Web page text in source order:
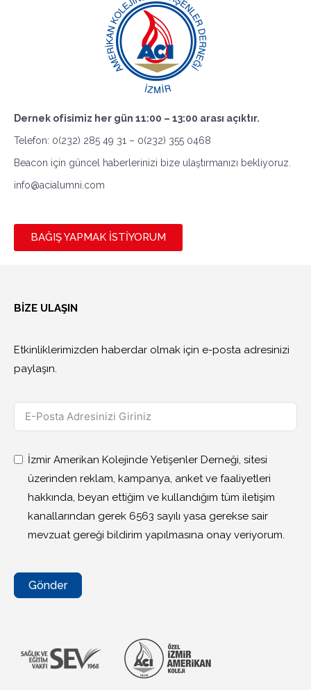
Dernek ofisimiz her gün 11:00 – 13:00 arası açıktır.
Telefon: 0(232) 285 49 31 – 0(232) 355 0468
Beacon için güncel haberlerinizi bize ulaştırmanızı bekliyoruz.
info@acialumni.com
BAĞIŞ YAPMAK İSTİYORUM
BİZE ULAŞIN
Etkinliklerimizden haberdar olmak için e-posta adresinizi
paylaşın.
İzmir Amerikan Kolejinde Yetişenler Derneği, sitesi
üzerinden reklam, kampanya, anket ve faaliyetleri
hakkında, beyan ettiğim ve kullandığım tüm iletişim
kanallarından gerek 6563 sayılı yasa gerekse sair
mevzuat gereği bildirim yapılmasına onay veriyorum.
Gönder